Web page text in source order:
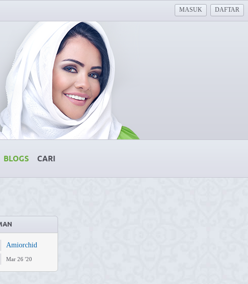
MASUK DAFTAR
BLOGS CARI
Amiorchid
Mar 26 '20